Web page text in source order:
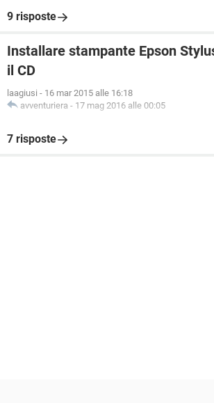
9 risposte
Installare stampante Epson
il CD
laagiusi - 16 mar 2015 alle 16:18
avventuriera - 17 mag 2016 alle 00:05
7 risposte